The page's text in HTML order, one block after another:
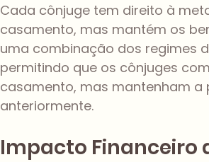
Cada cônjuge tem direito à
casamento, mas mantém os
uma combinação dos regimes
permitindo que os cônjuges
casamento, mas mantenham a
anteriormente.
Impacto Financeiro